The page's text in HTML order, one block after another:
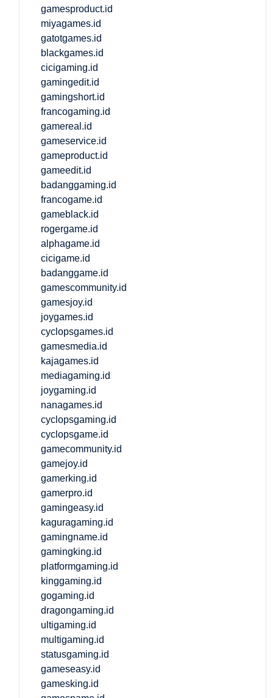
gamesproduct.id
miyagames.id
gatotgames.id
blackgames.id
cicigaming.id
gamingedit.id
gamingshort.id
francogaming.id
gamereal.id
gameservice.id
gameproduct.id
gameedit.id
badanggaming.id
francogame.id
gameblack.id
rogergame.id
alphagame.id
cicigame.id
badanggame.id
gamescommunity.id
gamesjoy.id
joygames.id
cyclopsgames.id
gamesmedia.id
kajagames.id
mediagaming.id
joygaming.id
nanagames.id
cyclopsgaming.id
cyclopsgame.id
gamecommunity.id
gamejoy.id
gamerking.id
gamerpro.id
gamingeasy.id
kaguragaming.id
gamingname.id
gamingking.id
platformgaming.id
kinggaming.id
gogaming.id
dragongaming.id
ultigaming.id
multigaming.id
statusgaming.id
gameseasy.id
gamesking.id